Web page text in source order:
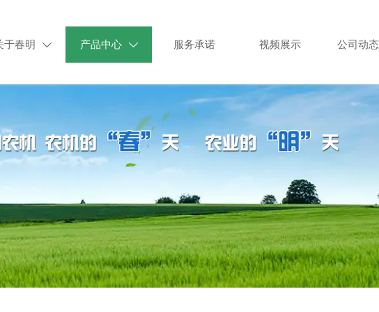
于春明  产品中心  服务承诺 视频展示 公司动态